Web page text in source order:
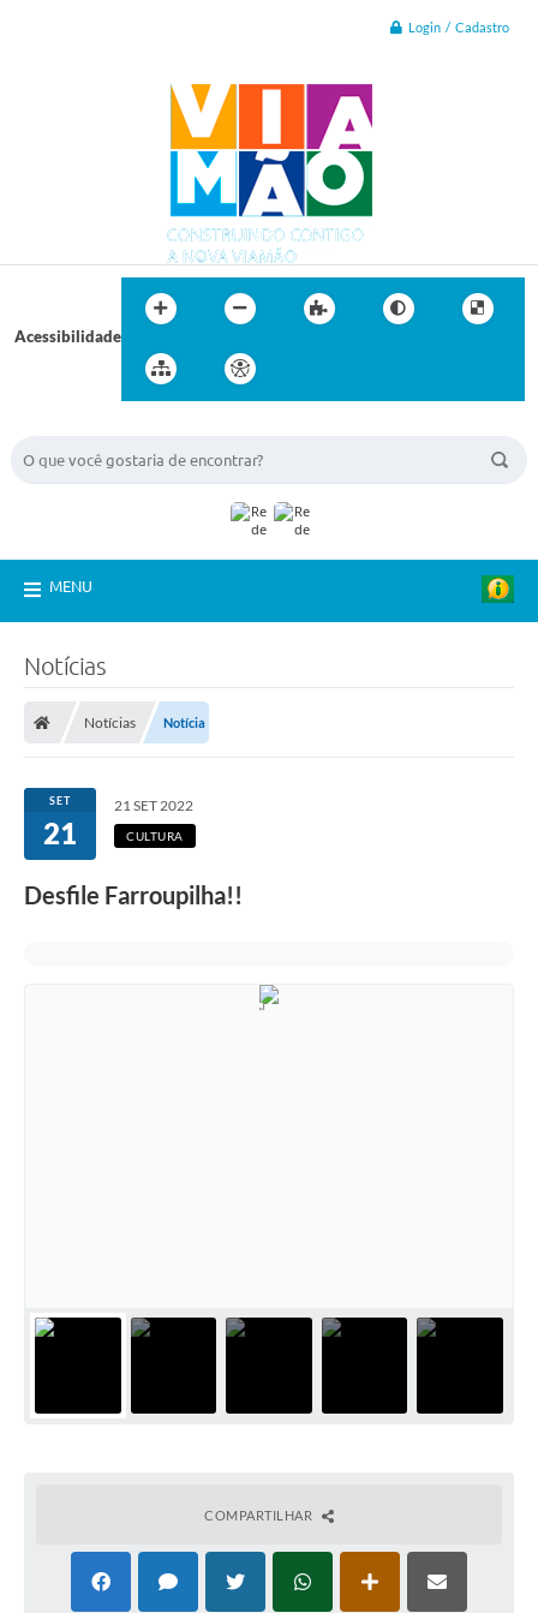
Login / Cadastro
Acessibilidade
MENU
Notícias
Notícias Notícia
SET
21
21 SET 2022
CULTURA
Desfile Farroupilha!!
COMPARTILHAR